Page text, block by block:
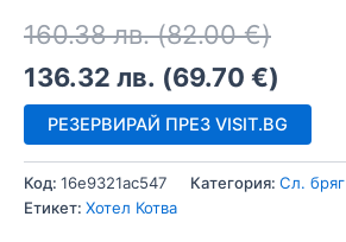
160.38лв. (82.00€)
136.32 лв. (69.70 €)
РЕЗЕРВИРАЙ ПРЕЗ VISIT.BG
Код: 16e9321ac547 Категория: Сл. бряг
Етикет: Хотел Котва